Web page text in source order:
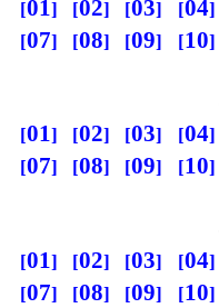
01 02 03 04
07
08 09 10
01 02 03 04
07
08 09 10
01 02 03 04
07
08 09 10